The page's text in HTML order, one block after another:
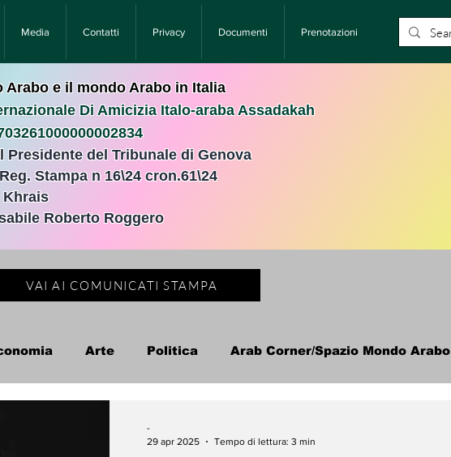
Media Contatti Privacy Documenti Prenotazioni
Arabo e il mondo Arabo in Italia
Di Amicizia Italo-araba Assadakah
Presidente del Tribunale di Genova
Stampa n 16\24 cron.61\24
Khrais
Roberto Roggero
VAI AI COMUNICATI STAMPA
Arte Politica Arab Corner/Spazio Mondo Arabo
-
29 apr 2025
Tempo di lettura: 3 min